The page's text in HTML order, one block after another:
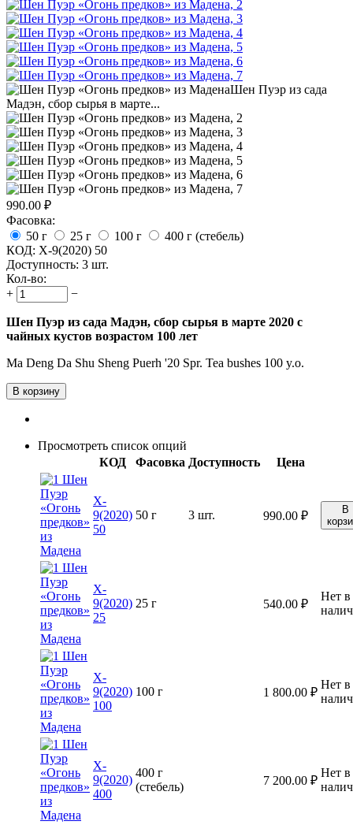
990.00 ₽
Фасовка:
50 г
25 г 100 г
400 г (стебель)
КОД: X-9(2020) 50
Доступность: 3 шт.
Кол-во:
+
−
Шен Пуэр из сада Мадэн, сбор сырья в марте 2020 с
чайных кустов возрастом 100 лет
Ma Deng Da Shu Sheng Puerh '20 Spr. Tea bushes 100 y.o.
В корзину
Просмотреть список опций
КОД
Фасовка Доступность Цена
X-
9(2020)
50
50 г 3 шт. 990.00 ₽
В
X-
9(2020)
25
25 г 540.00 ₽
Нет в
X-
9(2020)
100
100 г 1 800.00 ₽
Нет в
X-
9(2020)
400
400 г
(стебель)
7 200.00 ₽
Нет в